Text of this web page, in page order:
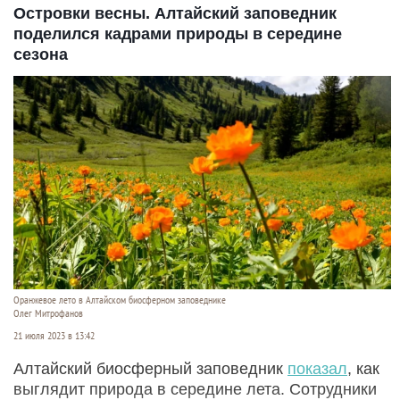
Островки весны. Алтайский заповедник
поделился кадрами природы в середине
сезона
Оранжевое лето в Алтайском биосферном заповеднике
Олег Митрофанов
21 июля 2023 в 13:42
Алтайский биосферный заповедник показал, как
выглядит природа в середине лета. Сотрудники